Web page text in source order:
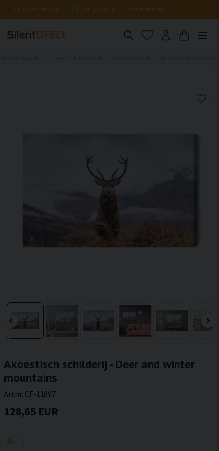
Gratis verzending Vijf jaar garantie Snelle levering
Akoestisch schilderij - Deer and winter
mountains
Artnr: CF-11897
128,65 EUR